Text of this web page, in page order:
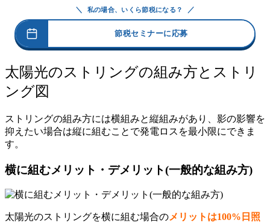
＼ 私の場合、いくら節税になる？ ／
節税セミナーに応募
太陽光のストリングの組み方とストリ
ング図
ストリングの組み方には横組みと縦組みがあり、影の影響を
抑えたい場合は縦に組むことで発電ロスを最小限にできま
す。
横に組むメリット・デメリット(一般的な組み方)
太陽光のストリングを横に組む場合のメリットは100%日照